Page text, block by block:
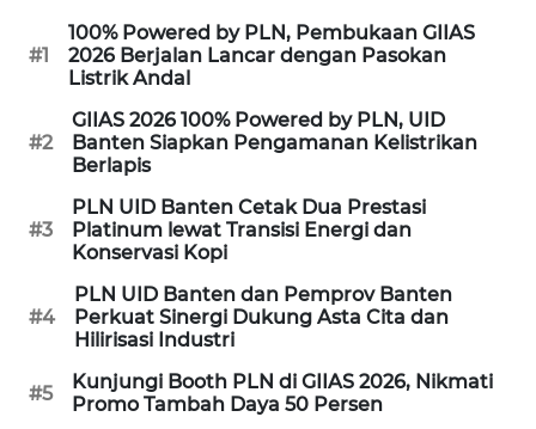
#1
100% Powered by PLN, Pembukaan GIIAS
2026 Berjalan Lancar dengan Pasokan
Listrik Andal
#2
GIIAS 2026 100% Powered by PLN, UID
Banten Siapkan Pengamanan Kelistrikan
Berlapis
#3
PLN UID Banten Cetak Dua Prestasi
Platinum lewat Transisi Energi dan
Konservasi Kopi
#4
PLN UID Banten dan Pemprov Banten
Perkuat Sinergi Dukung Asta Cita dan
Hilirisasi Industri
#5
Kunjungi Booth PLN di GIIAS 2026, Nikmati
Promo Tambah Daya 50 Persen
KELISTRIKAN
ID
ID
MARTABAT
NET
PLN
WATCH